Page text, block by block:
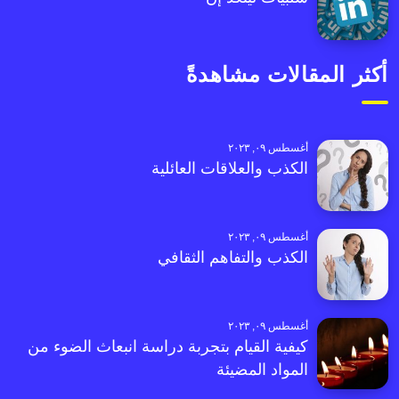
أكثر المقالات مشاهدةً
أغسطس ٠٩, ٢٠٢٣
الكذب والعلاقات العائلية
أغسطس ٠٩, ٢٠٢٣
الكذب والتفاهم الثقافي
أغسطس ٠٩, ٢٠٢٣
كيفية القيام بتجربة دراسة انبعاث الضوء من
المواد المضيئة